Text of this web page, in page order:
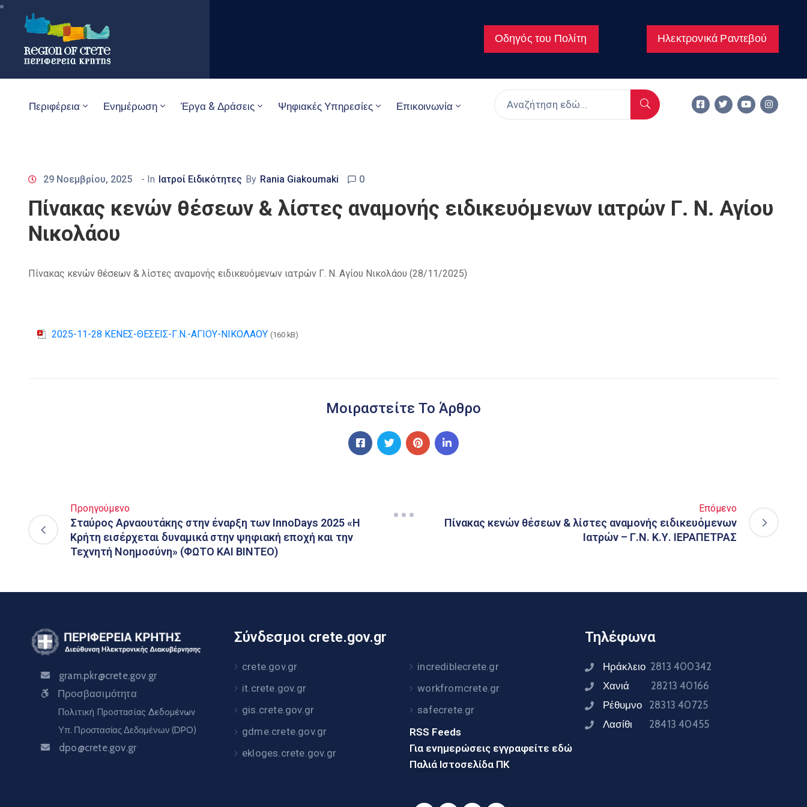
Οδηγός του Πολίτη Ηλεκτρονικά Ραντεβού
Περιφέρεια Ενημέρωση Έργα & Δράσεις Ψηφιακές Υπηρεσίες Επικοινωνία
29 Νοεμβρίου, 2025 - In Ιατροί Ειδικότητες By Rania Giakoumaki 0
Πίνακας κενών θέσεων & λίστες αναμονής ειδικευόμενων ιατρών Γ. Ν. Αγίου
Νικολάου
Πίνακας κενών θέσεων & λίστες αναμονής ειδικευόμενων ιατρών Γ. Ν. Αγίου Νικολάου (28/11/2025)
2025-11-28 ΚΕΝΕΣ-ΘΕΣΕΙΣ-Γ.Ν.-ΑΓΙΟΥ-ΝΙΚΟΛΑΟΥ (160 kB)
Μοιραστείτε Το Άρθρο
Προηγούμενο
Σταύρος Αρναουτάκης στην έναρξη των InnoDays 2025 «Η
Κρήτη εισέρχεται δυναμικά στην ψηφιακή εποχή και την
Τεχνητή Νοημοσύνη» (ΦΩΤΟ ΚΑΙ ΒΙΝΤΕΟ)
Επόμενο
Πίνακας κενών θέσεων & λίστες αναμονής ειδικευόμενων
Ιατρών – Γ.Ν. Κ.Υ. ΙΕΡΑΠΕΤΡΑΣ
gram.pkr@crete.gov.gr
Προσβασιμότητα
Πολιτική Προστασίας Δεδομένων
Υπ. Προστασίας Δεδομένων (DPO)
dpo@crete.gov.gr
Σύνδεσμοι crete.gov.gr
crete.gov.gr
it.crete.gov.gr
gis.crete.gov.gr
gdme.crete.gov.gr
ekloges.crete.gov.gr
incrediblecrete.gr
workfromcrete.gr
safecrete.gr
RSS Feeds
Για ενημερώσεις εγγραφείτε εδώ
Παλιά Ιστοσελίδα ΠΚ
Τηλέφωνα
Ηράκλειο 2813 400342
Χανιά 28213 40166
Ρέθυμνο 28313 40725
Λασίθι 28413 40455